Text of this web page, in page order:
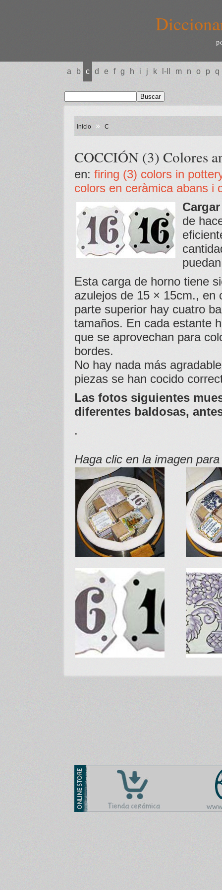
a b c d e f g h i j k l-ll m n o p q
Inicio » C
COCCIÓN (3) Colores
en: firing (3) colors in
colors en ceràmica abans i
de
Esta carga de horno tiene
azulejos de 15 × 15cm., en
parte superior hay cuatro
tamaños. En cada estante
que se aprovechan para
bordes.
No hay nada más
piezas se han cocido
Las fotos siguientes
diferentes baldosas,
.
Haga clic en la imagen